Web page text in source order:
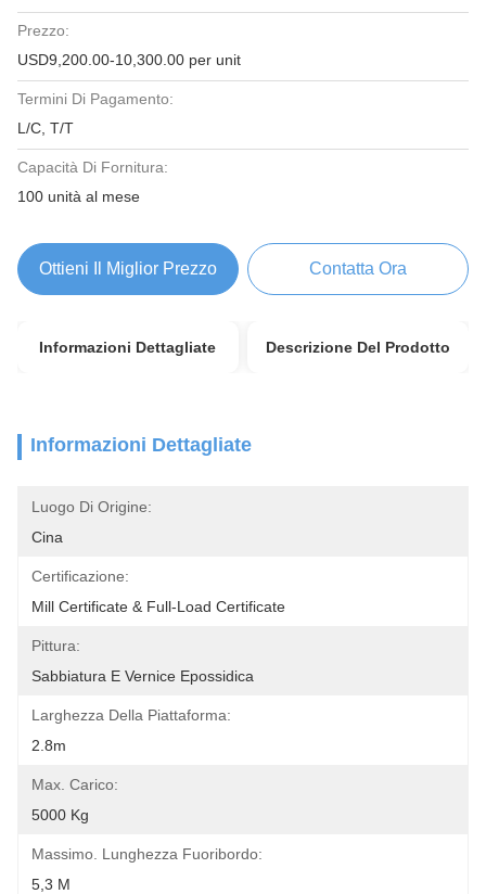
Prezzo:
USD9,200.00-10,300.00 per unit
Termini Di Pagamento:
L/C, T/T
Capacità Di Fornitura:
100 unità al mese
Ottieni Il Miglior Prezzo Contatta Ora
Informazioni Dettagliate Descrizione Del Prodotto
Informazioni Dettagliate
Luogo Di Origine:
Cina
Certificazione:
Mill Certificate & Full-Load Certificate
Pittura:
Sabbiatura E Vernice Epossidica
Larghezza Della Piattaforma:
2.8m
Max. Carico:
5000 Kg
Massimo. Lunghezza Fuoribordo:
5,3 M